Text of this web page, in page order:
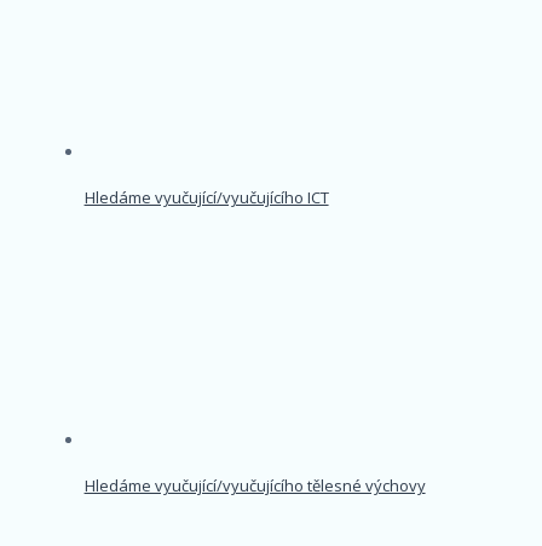
Hledáme vyučující/vyučujícího ICT
Hledáme vyučující/vyučujícího tělesné výchovy